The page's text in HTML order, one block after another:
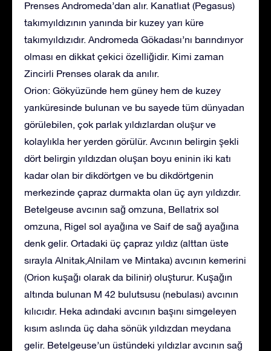
Prenses Andromeda’dan alır. Kanatlıat (Pegasus)
takımyıldızının yanında bir kuzey yarı küre
takımyıldızıdır. Andromeda Gökadası’nı barındırıyor
olması en dikkat çekici özelliğidir. Kimi zaman
Zincirli Prenses olarak da anılır.
Orion: Gökyüzünde hem güney hem de kuzey
yarıküresinde bulunan ve bu sayede tüm dünyadan
görülebilen, çok parlak yıldızlardan oluşur ve
kolaylıkla her yerden görülür. Avcının belirgin şekli
dört belirgin yıldızdan oluşan boyu eninin iki katı
kadar olan bir dikdörtgen ve bu dikdörtgenin
merkezinde çapraz durmakta olan üç ayrı yıldızdır.
Betelgeuse avcının sağ omzuna, Bellatrix sol
omzuna, Rigel sol ayağına ve Saif de sağ ayağına
denk gelir. Ortadaki üç çapraz yıldız (alttan üste
sırayla Alnitak,Alnilam ve Mintaka) avcının kemerini
(Orion kuşağı olarak da bilinir) oluşturur. Kuşağın
altında bulunan M 42 bulutsusu (nebulası) avcının
kılıcıdır. Heka adındaki avcının başını simgeleyen
kısım aslında üç daha sönük yıldızdan meydana
gelir. Betelgeuse’un üstündeki yıldızlar avcının sağ